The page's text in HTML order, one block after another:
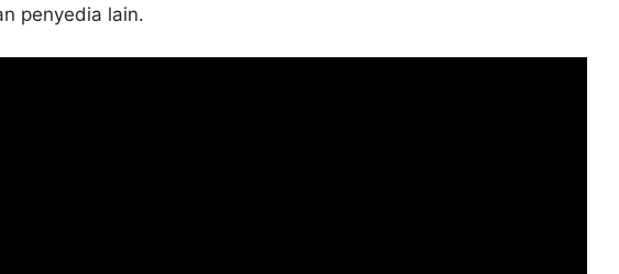
penyedia lain.